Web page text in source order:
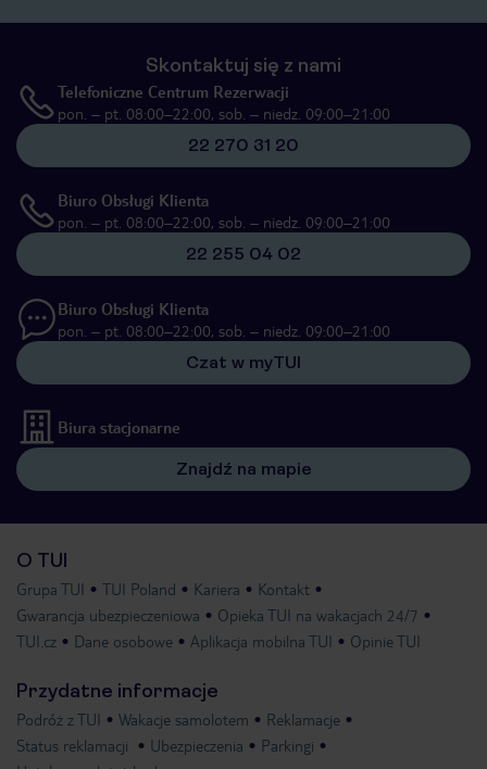
Skontaktuj się z nami
Telefoniczne Centrum Rezerwacji
pon. – pt. 08:00–22:00, sob. – niedz. 09:00–21:00
22 270 31 20
Biuro Obsługi Klienta
pon. – pt. 08:00–22:00, sob. – niedz. 09:00–21:00
22 255 04 02
Biuro Obsługi Klienta
pon. – pt. 08:00–22:00, sob. – niedz. 09:00–21:00
Czat w myTUI
Biura stacjonarne
Znajdź na mapie
O TUI
Grupa TUI TUI Poland Kariera
Kontakt
Gwarancja ubezpieczeniowa
Opieka TUI na wakacjach 24/7
TUI.cz
Dane osobowe Aplikacja mobilna TUI Opinie TUI
Przydatne informacje
Podróż z TUI Wakacje samolotem
Reklamacje
Status reklamacji
Ubezpieczenia
Parkingi